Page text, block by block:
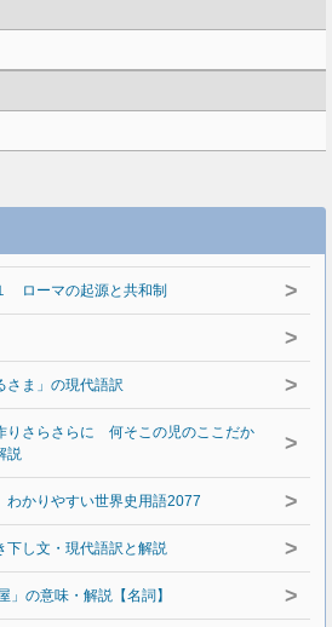
ローマの起源と共和制 >
>
さま」の現代語訳 >
りさらさらに 何そこの児のここだか
説
>
かりやすい世界史用語2077 >
下し文・現代語訳と解説 >
」の意味・解説【名詞】 >